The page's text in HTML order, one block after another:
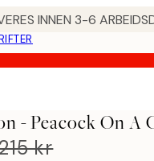
INNEN 3-6
- Peacock On A
kr